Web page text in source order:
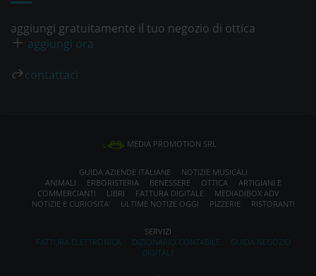
aggiungi gratuitamente il tuo negozio di ottica
aggiungi ora
contattaci
MEDIA PROMOTION SRL
GUIDA AZIENDE ITALIANE
NOTIZIE MUSICALI
ANIMALI
ERBORISTERIA BENESSERE OTTICA
ARTIGIANI E
COMMERCIANTI
LIBRI FATTURA DIGITALE
MEDIADIBOX ADV
NOTIZIE E CURIOSITA'
ULTIME NOTIZE OGGI PIZZERIE RISTORANTI
SERVIZI
FATTURA ELETTRONICA
DIZIONARIO CONTABILE
GUIDA NEGOZIO
DIGITALE